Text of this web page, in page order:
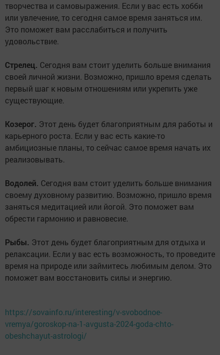
творчества и самовыражения. Если у вас есть хобби
или увлечение, то сегодня самое время заняться им.
Это поможет вам расслабиться и получить
удовольствие.
Стрелец. Сегодня вам стоит уделить больше внимания
своей личной жизни. Возможно, пришло время сделать
первый шаг к новым отношениям или укрепить уже
существующие.
Козерог. Этот день будет благоприятным для работы и
карьерного роста. Если у вас есть какие-то
амбициозные планы, то сейчас самое время начать их
реализовывать.
Водолей. Сегодня вам стоит уделить больше внимания
своему духовному развитию. Возможно, пришло время
заняться медитацией или йогой. Это поможет вам
обрести гармонию и равновесие.
Рыбы. Этот день будет благоприятным для отдыха и
релаксации. Если у вас есть возможность, то проведите
время на природе или займитесь любимым делом. Это
поможет вам восстановить силы и энергию.
https://sovainfo.ru/interesting/v-svobodnoe-
vremya/goroskop-na-1-avgusta-2024-goda-chto-
obeshchayut-astrologi/